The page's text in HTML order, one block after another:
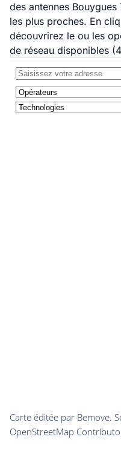
des antennes Bouygues
les plus proches. En
découvrirez le ou les
de réseau disponibles